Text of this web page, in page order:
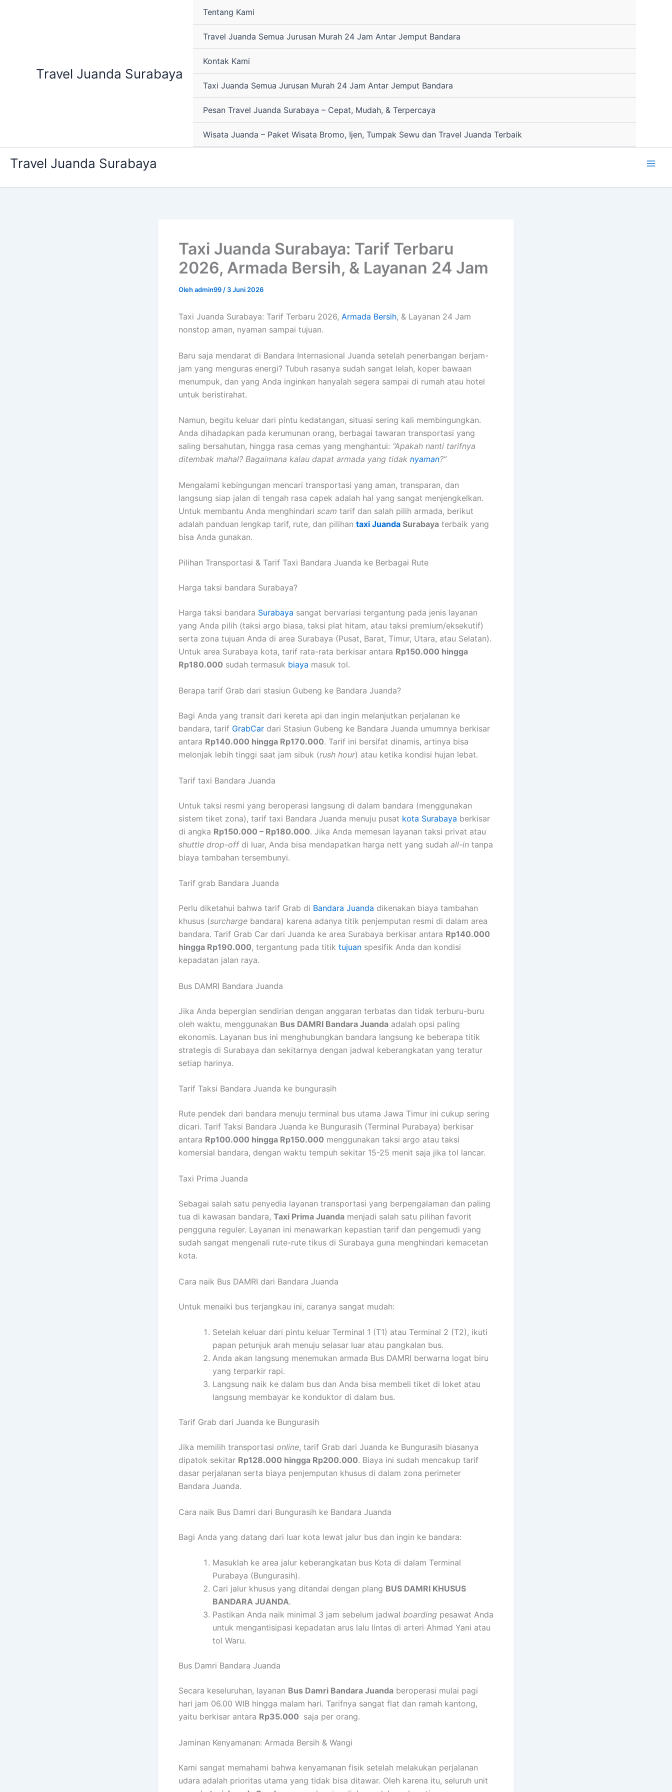
Travel Juanda Surabaya
Tentang Kami
Travel Juanda Semua Jurusan Murah 24 Jam Antar Jemput Bandara
Kontak Kami
Taxi Juanda Semua Jurusan Murah 24 Jam Antar Jemput Bandara
Pesan Travel Juanda Surabaya – Cepat, Mudah, & Terpercaya
Wisata Juanda – Paket Wisata Bromo, Ijen, Tumpak Sewu dan Travel Juanda Terbaik
Travel Juanda Surabaya
Taxi Juanda Surabaya: Tarif Terbaru
2026, Armada Bersih, & Layanan 24 Jam
Olehadmin99 / 3 Juni 2026
Taxi Juanda Surabaya: Tarif Terbaru 2026, Armada Bersih, & Layanan 24 Jam
nonstop aman, nyaman sampai tujuan.
Baru saja mendarat di Bandara Internasional Juanda setelah penerbangan berjam-
jam yang menguras energi? Tubuh rasanya sudah sangat lelah, koper bawaan
menumpuk, dan yang Anda inginkan hanyalah segera sampai di rumah atau hotel
untuk beristirahat.
Namun, begitu keluar dari pintu kedatangan, situasi sering kali membingungkan.
Anda dihadapkan pada kerumunan orang, berbagai tawaran transportasi yang
saling bersahutan, hingga rasa cemas yang menghantui: “Apakah nanti tarifnya
ditembak mahal? Bagaimana kalau dapat armada yang tidak nyaman?”
Mengalami kebingungan mencari transportasi yang aman, transparan, dan
langsung siap jalan di tengah rasa capek adalah hal yang sangat menjengkelkan.
Untuk membantu Anda menghindari scam tarif dan salah pilih armada, berikut
adalah panduan lengkap tarif, rute, dan pilihan taxi Juanda Surabaya terbaik yang
bisa Anda gunakan.
Pilihan Transportasi & Tarif Taxi Bandara Juanda ke Berbagai Rute
Harga taksi bandara Surabaya?
Harga taksi bandara Surabaya sangat bervariasi tergantung pada jenis layanan
yang Anda pilih (taksi argo biasa, taksi plat hitam, atau taksi premium/eksekutif)
serta zona tujuan Anda di area Surabaya (Pusat, Barat, Timur, Utara, atau Selatan).
Untuk area Surabaya kota, tarif rata-rata berkisar antara Rp150.000 hingga
Rp180.000 sudah termasuk biaya masuk tol.
Berapa tarif Grab dari stasiun Gubeng ke Bandara Juanda?
Bagi Anda yang transit dari kereta api dan ingin melanjutkan perjalanan ke
bandara, tarif GrabCar dari Stasiun Gubeng ke Bandara Juanda umumnya berkisar
antara Rp140.000 hingga Rp170.000. Tarif ini bersifat dinamis, artinya bisa
melonjak lebih tinggi saat jam sibuk (rush hour) atau ketika kondisi hujan lebat.
Tarif taxi Bandara Juanda
Untuk taksi resmi yang beroperasi langsung di dalam bandara (menggunakan
sistem tiket zona), tarif taxi Bandara Juanda menuju pusat kota Surabaya berkisar
di angka Rp150.000 – Rp180.000. Jika Anda memesan layanan taksi privat atau
shuttle drop-offdi luar, Anda bisa mendapatkan harga nett yang sudah all-in tanpa
biaya tambahan tersembunyi.
Tarif grab Bandara Juanda
Perlu diketahui bahwa tarif Grab di Bandara Juanda dikenakan biaya tambahan
khusus (surcharge bandara) karena adanya titik penjemputan resmi di dalam area
bandara. Tarif Grab Car dari Juanda ke area Surabaya berkisar antara Rp140.000
hingga Rp190.000, tergantung pada titik tujuan spesifik Anda dan kondisi
kepadatan jalan raya.
Bus DAMRI Bandara Juanda
Jika Anda bepergian sendirian dengan anggaran terbatas dan tidak terburu-buru
oleh waktu, menggunakan Bus DAMRI Bandara Juanda adalah opsi paling
ekonomis. Layanan bus ini menghubungkan bandara langsung ke beberapa titik
strategis di Surabaya dan sekitarnya dengan jadwal keberangkatan yang teratur
setiap harinya.
Tarif Taksi Bandara Juanda ke bungurasih
Rute pendek dari bandara menuju terminal bus utama Jawa Timur ini cukup sering
dicari. Tarif Taksi Bandara Juanda ke Bungurasih (Terminal Purabaya) berkisar
antara Rp100.000 hingga Rp150.000 menggunakan taksi argo atau taksi
komersial bandara, dengan waktu tempuh sekitar 15-25 menit saja jika tol lancar.
Taxi Prima Juanda
Sebagai salah satu penyedia layanan transportasi yang berpengalaman dan paling
tua di kawasan bandara, Taxi Prima Juanda menjadi salah satu pilihan favorit
pengguna reguler. Layanan ini menawarkan kepastian tarif dan pengemudi yang
sudah sangat mengenali rute-rute tikus di Surabaya guna menghindari kemacetan
kota.
Cara naik Bus DAMRI dari Bandara Juanda
Untuk menaiki bus terjangkau ini, caranya sangat mudah:
Setelah keluar dari pintu keluar Terminal 1 (T1) atau Terminal 2 (T2), ikuti
papan petunjuk arah menuju selasar luar atau pangkalan bus.
Anda akan langsung menemukan armada Bus DAMRI berwarna logat biru
yang terparkir rapi.
Langsung naik ke dalam bus dan Anda bisa membeli tiket di loket atau
langsung membayar ke konduktor di dalam bus.
Tarif Grab dari Juanda ke Bungurasih
Jika memilih transportasi online, tarif Grab dari Juanda ke Bungurasih biasanya
dipatok sekitar Rp128.000 hingga Rp200.000. Biaya ini sudah mencakup tarif
dasar perjalanan serta biaya penjemputan khusus di dalam zona perimeter
Bandara Juanda.
Cara naik Bus Damri dari Bungurasih ke Bandara Juanda
Bagi Anda yang datang dari luar kota lewat jalur bus dan ingin ke bandara:
Masuklah ke area jalur keberangkatan bus Kota di dalam Terminal
Purabaya (Bungurasih).
Cari jalur khusus yang ditandai dengan plang BUS DAMRI KHUSUS
BANDARA JUANDA.
Pastikan Anda naik minimal 3 jam sebelum jadwal boarding pesawat Anda
untuk mengantisipasi kepadatan arus lalu lintas di arteri Ahmad Yani atau
tol Waru.
Bus Damri Bandara Juanda
Secara keseluruhan, layanan Bus Damri Bandara Juanda beroperasi mulai pagi
hari jam 06.00 WIB hingga malam hari. Tarifnya sangat flat dan ramah kantong,
yaitu berkisar antara Rp35.000 saja per orang.
Jaminan Kenyamanan: Armada Bersih & Wangi
Kami sangat memahami bahwa kenyamanan fisik setelah melakukan perjalanan
udara adalah prioritas utama yang tidak bisa ditawar. Oleh karena itu, seluruh unit